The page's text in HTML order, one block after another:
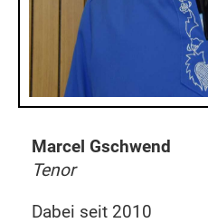
Marcel Gschwend
Tenor
Dabei seit 2010